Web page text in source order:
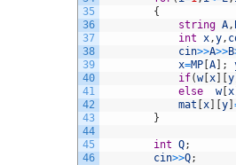
35
36
37
38
39
40
41
42
43
44
45
46
{
string A,
int x,y,
cin>>A>>B
x=MP A ;
if(w[ x y
else
w[ x
mat x y
}
int Q;
cin>>Q;